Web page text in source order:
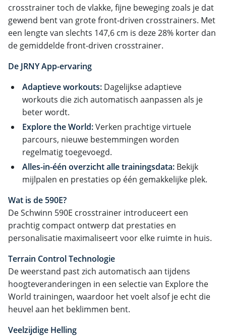
crosstrainer toch de vlakke, fijne beweging zoals je dat
gewend bent van grote front-driven crosstrainers. Met
een lengte van slechts 147,6 cm is deze 28% korter dan
de gemiddelde front-driven crosstrainer.
De JRNY App-ervaring
Adaptieve workouts: Dagelijkse adaptieve
workouts die zich automatisch aanpassen als je
beter wordt.
Explore the World:Verken prachtige virtuele
parcours, nieuwe bestemmingen worden
regelmatig toegevoegd.
Alles-in-één overzicht alle trainingsdata: Bekijk
mijlpalen en prestaties op één gemakkelijke plek.
Wat is de 590E?
De Schwinn 590E crosstrainer introduceert een
prachtig compact ontwerp dat prestaties en
personalisatie maximaliseert voor elke ruimte in huis.
Terrain Control Technologie
De weerstand past zich automatisch aan tijdens
hoogteveranderingen in een selectie van Explore the
World trainingen, waardoor het voelt alsof je echt die
heuvel aan het beklimmen bent.
Veelzijdige Helling